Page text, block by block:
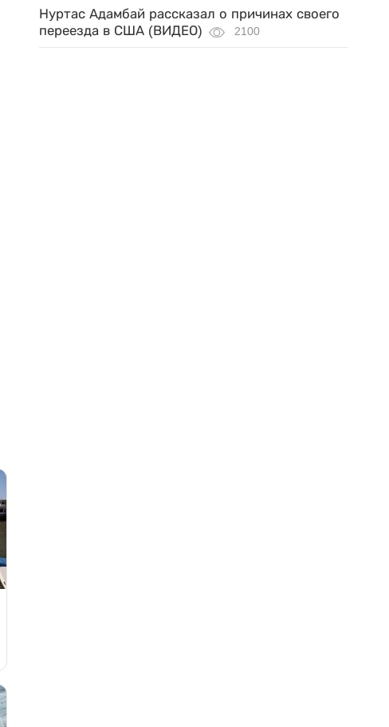
Нуртас Адамбай рассказал о причинах своего
переезда в США (ВИДЕО)
2100